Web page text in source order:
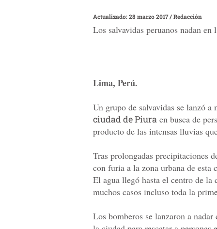
Actualizado: 28 marzo 2017/Redacción
Los salvavidas peruanos nadan en
Lima, Perú.
Un grupo de salvavidas se lanzó a
ciudad de Piura en busca de
producto de las intensas lluvias
Tras prolongadas precipitaciones
con furia a la zona urbana de
El agua llegó hasta el centro de la
muchos casos incluso toda la
Los bomberos se lanzaron a